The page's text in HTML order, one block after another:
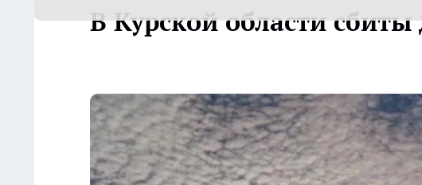
В Курской области